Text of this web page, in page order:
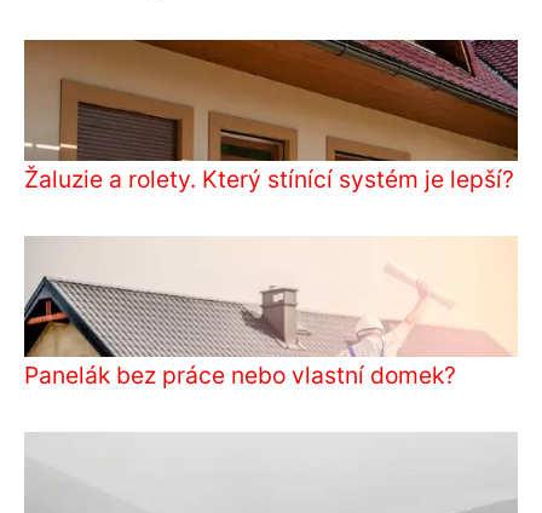
Žaluzie a rolety. Který stínící systém je lepší?
Panelák bez práce nebo vlastní domek?